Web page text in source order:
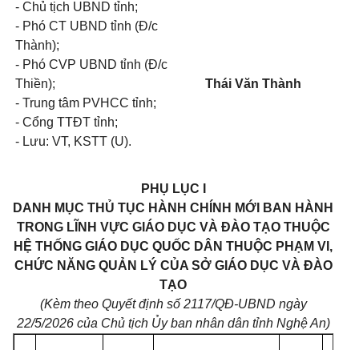
- Chủ tịch UBND tỉnh;
- Phó CT UBND tỉnh (Đ/c
Thành);
- Phó CVP UBND tỉnh (Đ/c
Thiền);
- Trung tâm PVHCC tỉnh;
- Cổng TTĐT tỉnh;
- Lưu: VT, KSTT (U).
Thái Văn Thành
PHỤ LỤC I
DANH MỤC THỦ TỤC HÀNH CHÍNH MỚI BAN HÀNH
TRONG LĨNH VỰC GIÁO DỤC VÀ ĐÀO TẠO THUỘC
HỆ THỐNG GIÁO DỤC QUỐC DÂN THUỘC PHẠM VI,
CHỨC NĂNG QUẢN LÝ CỦA SỞ GIÁO DỤC VÀ ĐÀO
TẠO
(Kèm theo Quyết định số 2117/QĐ-UBND ngày
22/5/2026 của Chủ tịch Ủy ban nhân dân tỉnh Nghệ An)